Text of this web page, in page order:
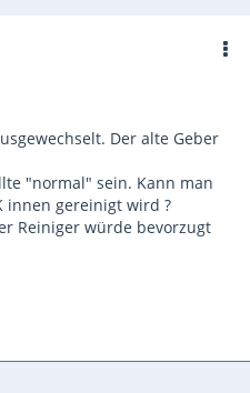
Der alte Geber
"normal" sein. Kann man
innen gereinigt wird ?
Reiniger würde bevorzugt